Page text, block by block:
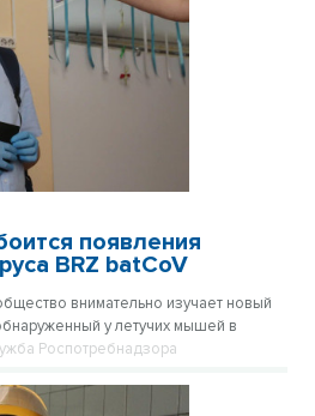
появления
BRZ batCoV
внимательно изучает новый
у летучих мышей в
Роспотребнадзора